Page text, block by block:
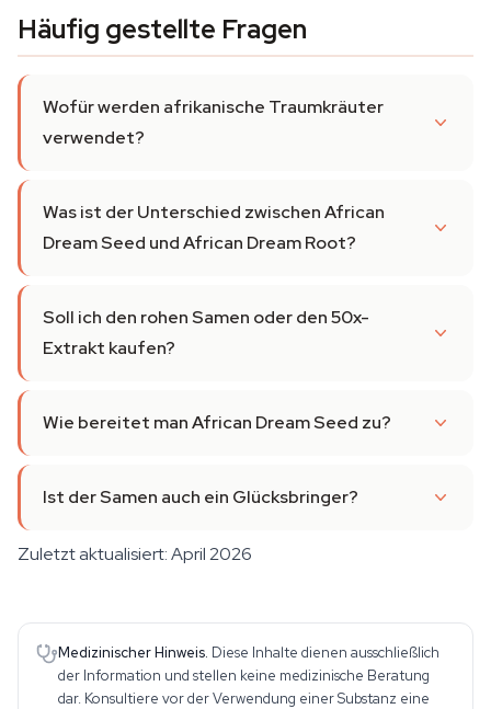
Häufig gestellte Fragen
Wofür werden afrikanische Traumkräuter
verwendet?
Was ist der Unterschied zwischen African
Dream Seed und African Dream Root?
Soll ich den rohen Samen oder den 50x-
Extrakt kaufen?
Wie bereitet man African Dream Seed zu?
Ist der Samen auch ein Glücksbringer?
Zuletzt aktualisiert: April 2026
Medizinischer Hinweis. Diese Inhalte dienen ausschließlich
der Information und stellen keine medizinische Beratung
dar. Konsultiere vor der Verwendung einer Substanz eine